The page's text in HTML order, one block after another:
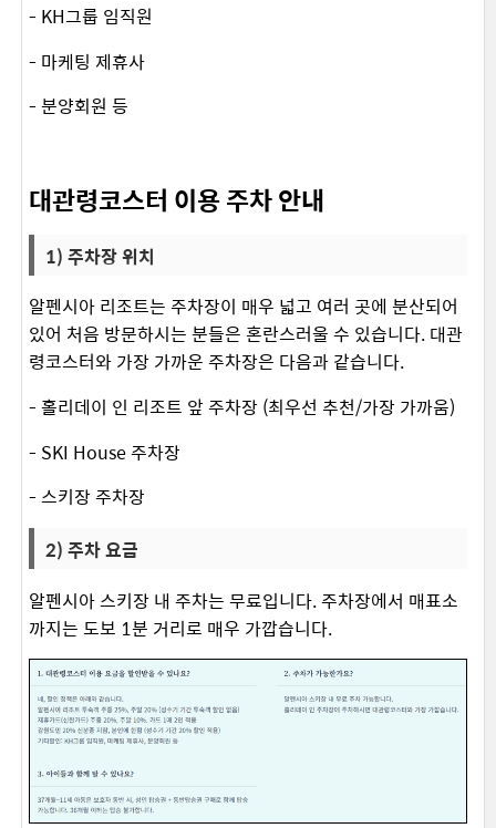
- KH그룹 임직원
- 마케팅 제휴사
- 분양회원 등 ​
대관령코스터 이용 주차 안내
1) 주차장 위치
알펜시아 리조트는 주차장이 매우 넓고 여러 곳에 분산되어
있어 처음 방문하시는 분들은 혼란스러울 수 있습니다. 대관
령코스터와 가장 가까운 주차장은 다음과 같습니다. ​
- 홀리데이 인 리조트 앞 주차장 (최우선 추천/가장 가까움)
- SKI House 주차장
- 스키장 주차장
2) 주차 요금
알펜시아 스키장 내 주차는 무료입니다. 주차장에서 매표소
까지는 도보 1분 거리로 매우 가깝습니다. ​